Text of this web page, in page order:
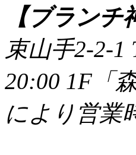
【ブラン
束山手2-2-1
20:00 1F「
により営業